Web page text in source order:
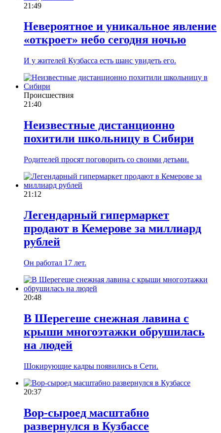
21:49
Невероятное и уникальное явление
«откроет» небо сегодня ночью
И у жителей Кузбасса есть шанс увидеть его.
Происшествия
21:40
Неизвестные дистанционно
похитили школьницу в Сибири
Родителей просят поговорить со своими детьми.
21:12
Легендарный гипермаркет
продают в Кемерове за миллиард
рублей
Он работал 17 лет.
20:48
В Шерегеше снежная лавина с
крыши многоэтажки обрушилась
на людей
Шокирующие кадры появились в Сети.
20:37
Вор-сыроед масштабно
развернулся в Кузбассе